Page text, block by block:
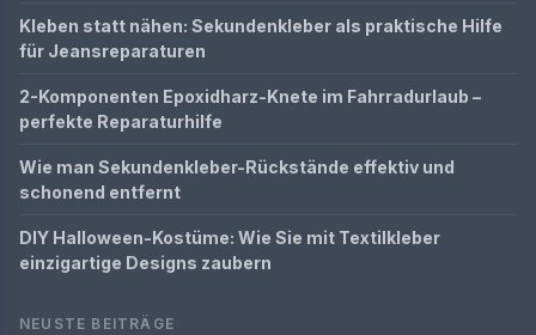
Kleben statt nähen: Sekundenkleber als praktische Hilfe
für Jeansreparaturen
2-Komponenten Epoxidharz-Knete im Fahrradurlaub –
perfekte Reparaturhilfe
Wie man Sekundenkleber-Rückstände effektiv und
schonend entfernt
DIY Halloween-Kostüme: Wie Sie mit Textilkleber
einzigartige Designs zaubern
NEUSTE BEITRÄGE